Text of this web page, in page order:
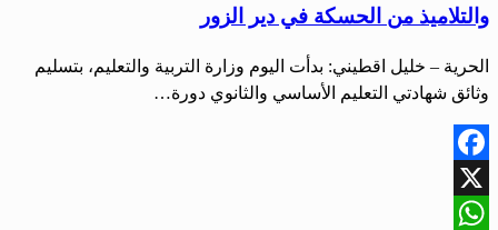
والتلاميذ من الحسكة في دير الزور
الحرية – خليل اقطيني: بدأت اليوم وزارة التربية والتعليم، بتسليم
وثائق شهادتي التعليم الأساسي والثانوي دورة…
Facebook
X